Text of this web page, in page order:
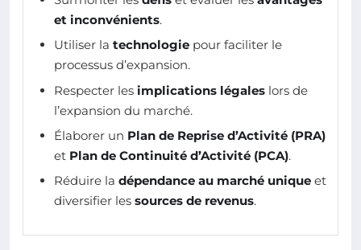
et inconvénients.
Utiliser la technologie pour faciliter le
processus d’expansion.
Respecter les implications légales lors de
l’expansion du marché.
Élaborer un Plan de Reprise d’Activité (PRA)
et Plan de Continuité d’Activité (PCA).
Réduire la dépendance au marché unique et
diversifier les sources de revenus.